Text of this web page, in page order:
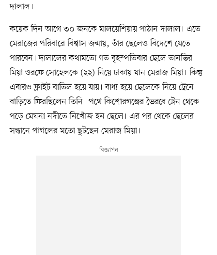
দালাল।
কয়েক দিন আগে ৩০ জনকে মালয়েশিয়ায় পাঠান দালাল। এতে
মেরাজের পরিবারে বিশ্বাস জন্মায়, তাঁর ছেলেও বিদেশে যেতে
পারবেন। দালালের কথামতো গত বৃহস্পতিবার ছেলে তানভির
মিয়া ওরফে সোহেলকে (২২) নিয়ে ঢাকায় যান মেরাজ মিয়া। কিন্তু
এবারও ফ্লাইট বাতিল হয়ে যায়। বাধ্য হয়ে ছেলেকে নিয়ে ট্রেনে
বাড়িতে ফিরছিলেন তিনি। পথে কিশোরগঞ্জের ভৈরবে ট্রেন থেকে
পড়ে মেঘনা নদীতে নিখোঁজ হন ছেলে। এর পর থেকে ছেলের
সন্ধানে পাগলের মতো ছুটছেন মেরাজ মিয়া।